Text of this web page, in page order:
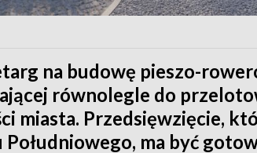
na budowę pieszo-
równolegle do
miasta. Przedsięwzięcie,
ma być